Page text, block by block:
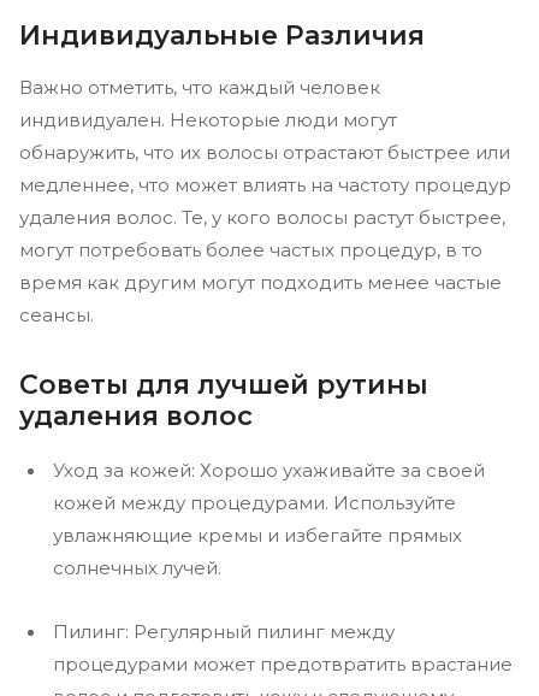
Индивидуальные Различия
Важно отметить, что каждый человек
индивидуален. Некоторые люди могут
обнаружить, что их волосы отрастают быстрее или
медленнее, что может влиять на частоту процедур
удаления волос. Те, у кого волосы растут быстрее,
могут потребовать более частых процедур, в то
время как другим могут подходить менее частые
сеансы.
Советы для лучшей рутины
удаления волос
Уход за кожей: Хорошо ухаживайте за своей
кожей между процедурами. Используйте
увлажняющие кремы и избегайте прямых
солнечных лучей.
Пилинг: Регулярный пилинг между
процедурами может предотвратить врастание